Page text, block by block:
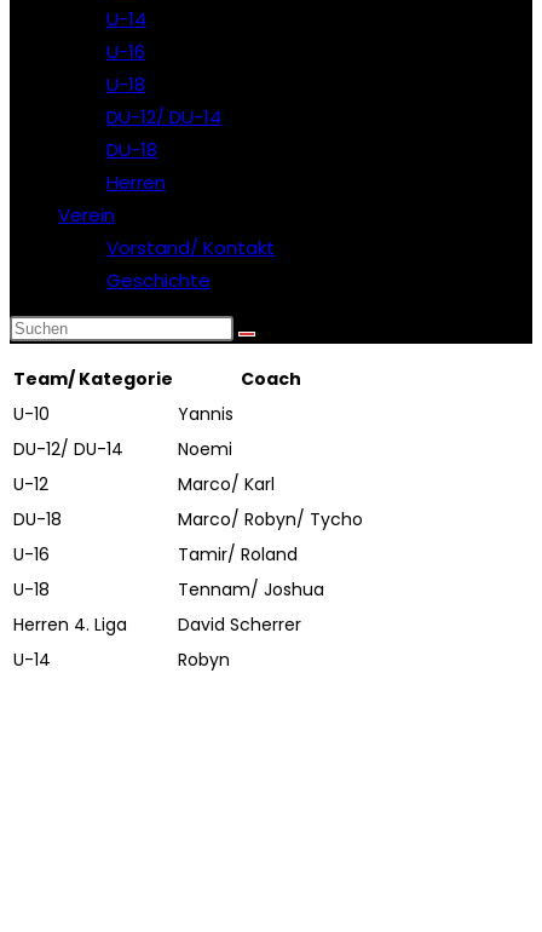
U-14
U-16
U-18
DU-12/ DU-14
DU-18
Herren
Verein
Vorstand/ Kontakt
Geschichte
Team/ Kategorie
Coach
U-10
Yannis
DU-12/ DU-14
Noemi
U-12
Marco/ Karl
DU-18
Marco/ Robyn/ Tycho
U-16
Tamir/ Roland
U-18
Tennam/ Joshua
Herren 4. Liga
David Scherrer
U-14
Robyn